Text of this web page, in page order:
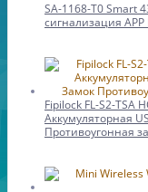
SA-1168-T0 Smart
сигнализация APP
Fipilock FL-S2-
Аккумуляторная
Противоугонная